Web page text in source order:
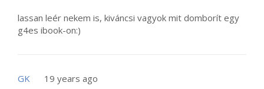
lassan leér nekem is, kiváncsi vagyok mit domborít egy
g4es ibook-on:)
GK 19 years ago